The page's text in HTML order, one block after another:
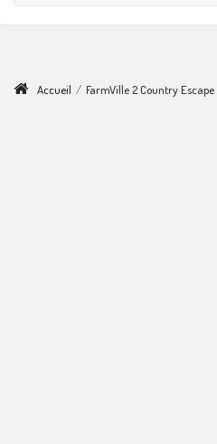
Accueil / FarmVille 2 Country